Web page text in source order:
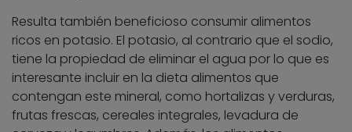
Resulta también beneficioso consumir alimentos
ricos en potasio. El potasio, al contrario que el sodio,
tiene la propiedad de eliminar el agua por lo que es
interesante incluir en la dieta alimentos que
contengan este mineral, como hortalizas y verduras,
frutas frescas, cereales integrales, levadura de